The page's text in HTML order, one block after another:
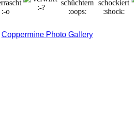
Coppermine Photo Gallery